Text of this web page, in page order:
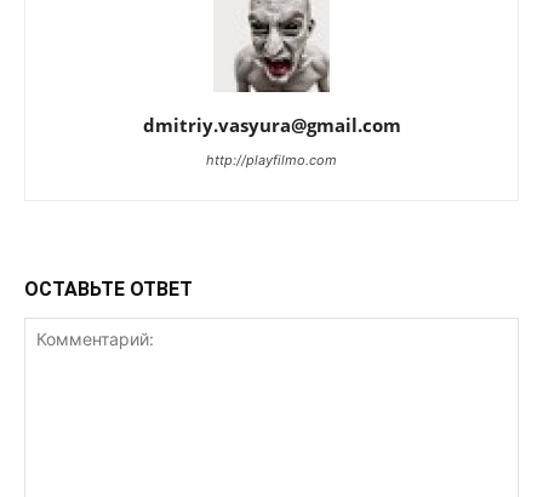
dmitriy.vasyura@gmail.com
http://playfilmo.com
ОСТАВЬТЕ ОТВЕТ